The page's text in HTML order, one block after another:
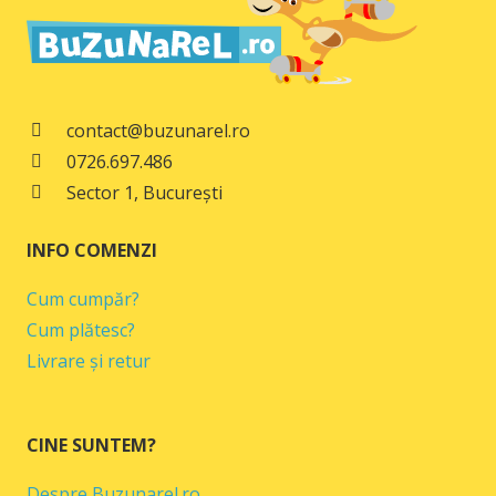
49,00 lei.
contact@buzunarel.ro
0726.697.486
Sector 1, București
INFO COMENZI
Cum cumpăr?
Cum plătesc?
Livrare și retur
CINE SUNTEM?